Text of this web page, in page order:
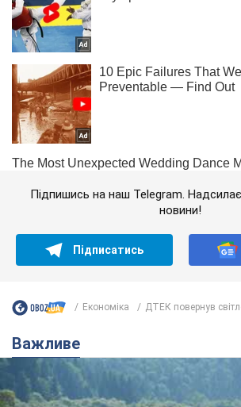
Підпишись на наш Telegram.
новини!
Підписатись
Економіка ДТЕК повернув
Важливе